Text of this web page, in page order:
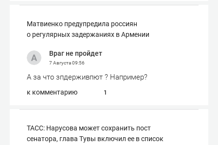
Матвиенко предупредила россиян
о регулярных задержаниях в Армении
Враг не пройдет
7 Августа09:56
А за что зпдерживпют ? Например?
к комментарию 1
ТАСС: Нарусова может сохранить пост
сенатора, глава Тувы включил ее в список